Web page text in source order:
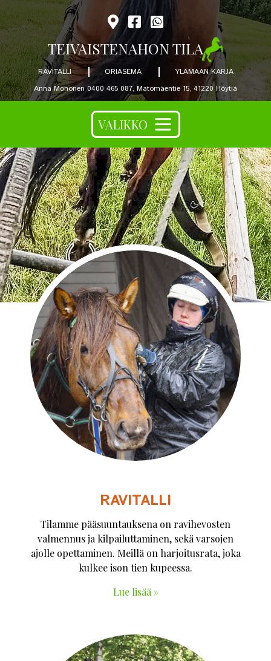
TEIVAISTENAHON TILA
RAVITALLI ORIASEMA
YLÄMAAN KARJA
Anna Mononen 0400 465 087, Matomäentie 15, 41220 Höytiä
VALIKKO
ETUSIVU
RAVITALLI
ORIASEMA
Oma varsa?
YLÄMAAN KARJA
YHTEYSTIEDOT
RAVITALLI
Tilamme pääsuuntauksena on ravihevosten
valmennus ja kilpailuttaminen, sekä varsojen
ajolle opettaminen. Meillä on harjoitusrata, joka
kulkee ison tien kupeessa.
Lue lisää »